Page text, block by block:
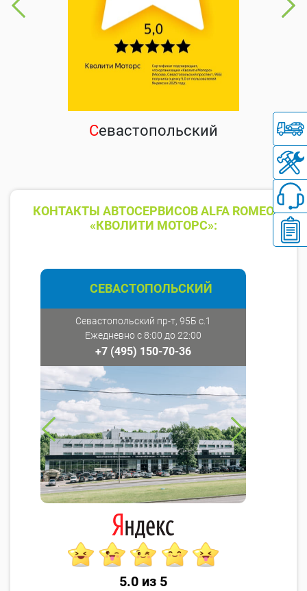
Севастопольский
КОНТАКТЫ АВТОСЕРВИСОВ ALFA ROMEO
«КВОЛИТИ МОТОРС»:
СЕВАСТОПОЛЬСКИЙ
Севастопольский пр-т, 95Б с.1
Ежедневно с 8:00 до 22:00
+7 (495) 150-70-36
5.0 из 5